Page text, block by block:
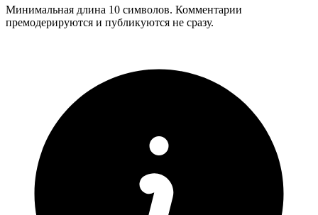
Минимальная длина 10 символов. Комментарии
премодерируются и публикуются не сразу.